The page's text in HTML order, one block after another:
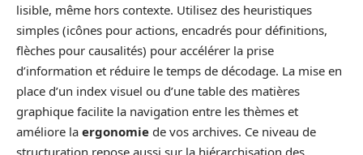
lisible, même hors contexte. Utilisez des heuristiques
simples (icônes pour actions, encadrés pour définitions,
flèches pour causalités) pour accélérer la prise
d’information et réduire le temps de décodage. La mise en
place d’un index visuel ou d’une table des matières
graphique facilite la navigation entre les thèmes et
améliore la ergonomie de vos archives. Ce niveau de
structuration repose aussi sur la hiérarchisation des